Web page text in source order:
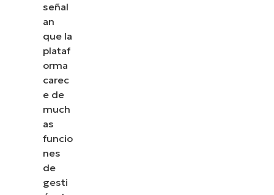
señal
an
que la
plataf
orma
carec
e de
much
as
funcio
nes
de
gesti